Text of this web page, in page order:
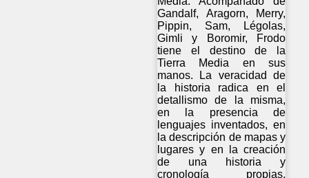
Gandalf, Aragorn, Merry,
Pippin, Sam, Légolas,
Gimli y Boromir, Frodo
tiene el destino de la
Tierra Media en sus
manos. La veracidad de
la historia radica en el
detallismo de la misma,
en la presencia de
lenguajes inventados, en
la descripción de mapas y
lugares y en la creación
de una historia y
cronología propias.